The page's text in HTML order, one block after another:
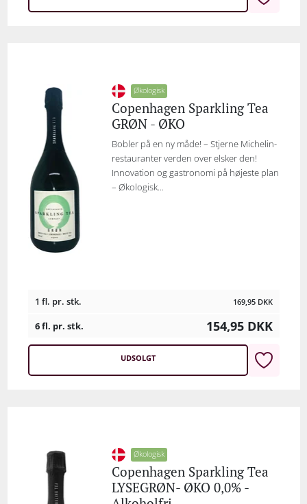
Økologisk
Copenhagen Sparkling Tea
GRØN - ØKO
Bobler på en ny måde! – Stjerne Michelin-
restauranter verden over elsker den!
Innovation og gastronomi på højeste plan
– Økologisk...
1 fl. pr. stk. 169,95 DKK
6 fl. pr. stk. 154,95 DKK
UDSOLGT
Økologisk
Copenhagen Sparkling Tea
LYSEGRØN- ØKO 0,0% -